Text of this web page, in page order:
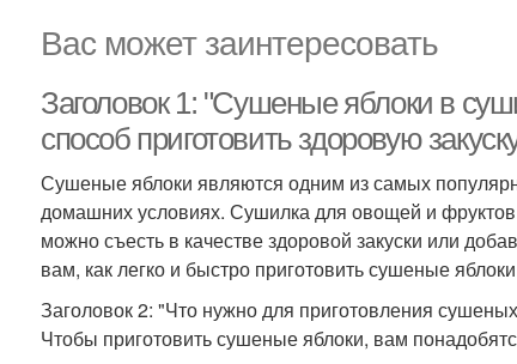
Вас может заинтересовать
Заголовок 1: "Сушеные яблоки в
способ приготовить здоровую
Сушеные яблоки являются одним из самых
домашних условиях. Сушилка для овощей и фруктов
можно съесть в качестве здоровой закуски или
вам, как легко и быстро приготовить сушеные
Заголовок 2: "Что нужно для приготовления
Чтобы приготовить сушеные яблоки, вам